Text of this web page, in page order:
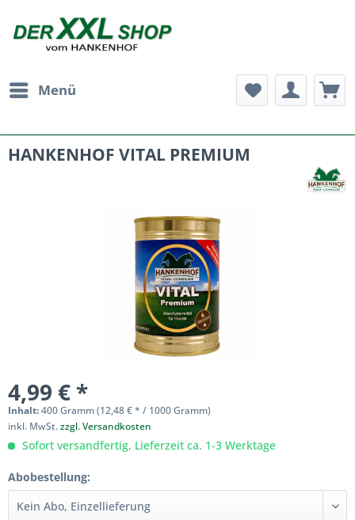
Menü
HANKENHOF VITAL PREMIUM
4,99 € *
Inhalt:400 Gramm (12,48 € * / 1000 Gramm)
inkl. MwSt.zzgl. Versandkosten
Sofort versandfertig, Lieferzeit ca. 1-3 Werktage
Abobestellung: